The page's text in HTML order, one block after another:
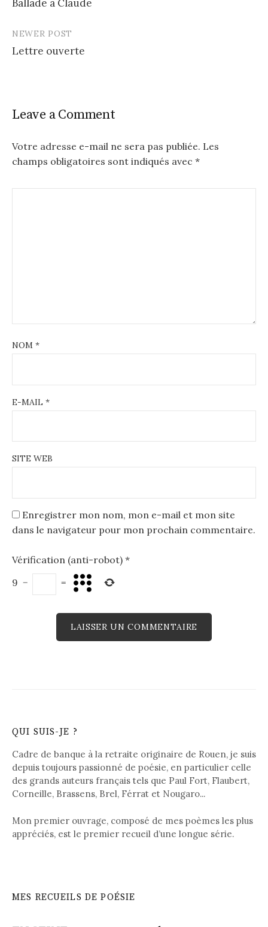
navigation
Ballade à Claude
NEWER POST
Lettre ouverte
Leave a Comment
Votre adresse e-mail ne sera pas publiée. Les
champs obligatoires sont indiqués avec *
NOM *
E-MAIL *
SITE WEB
Enregistrer mon nom, mon e-mail et mon site
dans le navigateur pour mon prochain commentaire.
Vérification (anti-robot) *
9 − =
QUI SUIS-JE ?
Cadre de banque à la retraite originaire de Rouen, je suis
depuis toujours passionné de poésie, en particulier celle
des grands auteurs français tels que Paul Fort, Flaubert,
Corneille, Brassens, Brel, Férrat et Nougaro...
Mon premier ouvrage, composé de mes poèmes les plus
appréciés, est le premier recueil d’une longue série.
MES RECUEILS DE POÉSIE